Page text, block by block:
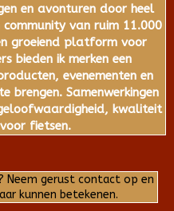
en avonturen door heel
van ruim 11.000
groeiend platform voor
bieden ik merken een
evenementen en
brengen. Samenwerkingen
kwaliteit
fietsen.
Neem gerust contact op en
kunnen betekenen.